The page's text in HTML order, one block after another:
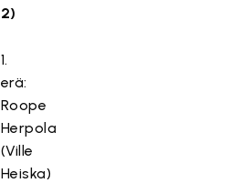
2)
1.
erä:
Roope
Herpola
(Ville
Heiska)